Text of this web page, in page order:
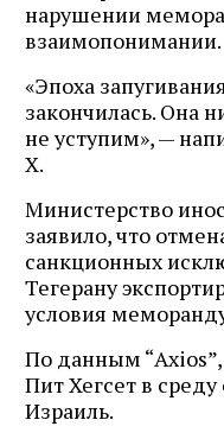
нарушении
взаимопонимании.
«Эпоха
закончилась. Она
не уступим», —
X.
Министерство
заявило, что
санкционных
Тегерану
условия
По данным
Пит Хегсет в
Израиль.